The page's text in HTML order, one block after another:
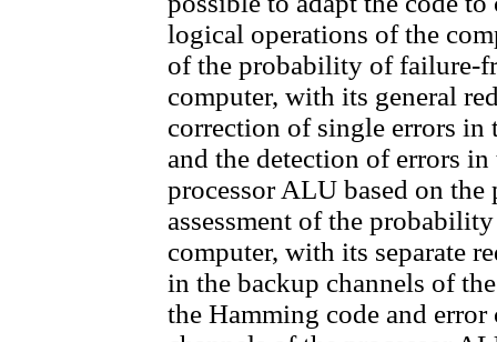
logical operations of the
of the probability of failure-
computer, with its general
correction of single errors in
and the detection of errors
processor ALU based on the
assessment of the
computer, with its separate
in the backup channels of
the Hamming code and